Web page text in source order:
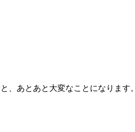
、あとあと大変なことになります。